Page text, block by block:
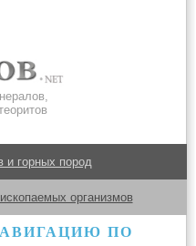
и горных пород
организмов
ПО